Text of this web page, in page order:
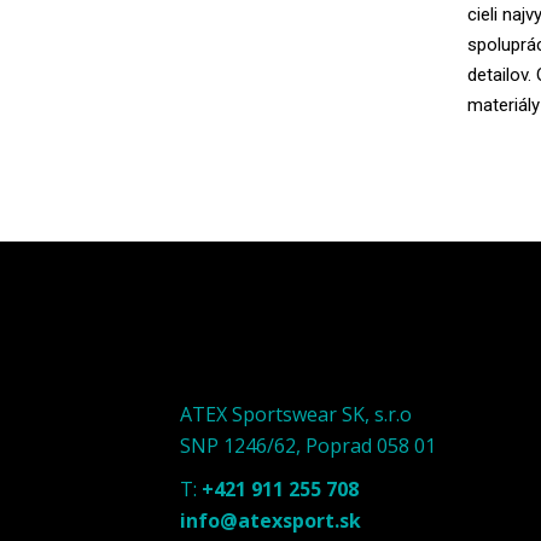
cieli
detailov.
ATEX Sportswear SK, s.r.o
SNP 1246/62, Poprad 058 01
T: +421 911 255 708
info@atexsport.sk